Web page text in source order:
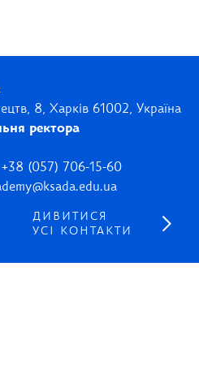
8, Харків 61002, Україна
ректора
+38 (057) 706-15-60
ДИВИТИСЯ
УСІ КОНТАКТИ